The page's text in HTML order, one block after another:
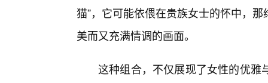
猫”，它可能依偎在贵族女士的怀中，
美而又充满情调的画面。
这种组合，不仅展现了女性的优雅